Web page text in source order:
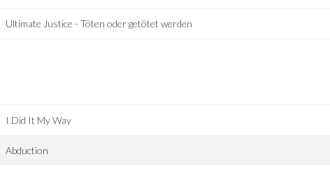
Ultimate Justice - Töten oder getötet werden
I Did It My Way
Abduction